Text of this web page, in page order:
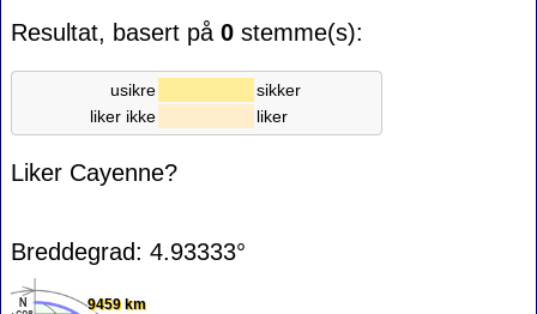
Resultat, basert på 0 stemme(s):
usikre
sikker
liker ikke
liker
Liker Cayenne?
Breddegrad: 4.93333°
9459 km